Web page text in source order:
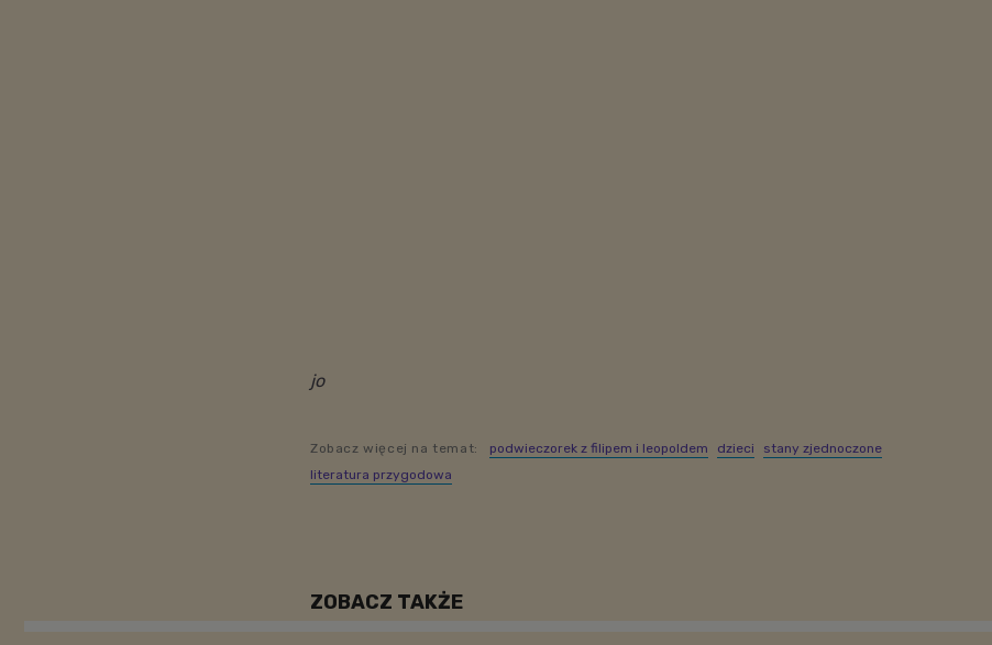
jo
Zobacz więcej na temat: podwieczorek z filipem i leopoldem dzieci
stany zjednoczone
literatura przygodowa
ZOBACZ TAKŻE